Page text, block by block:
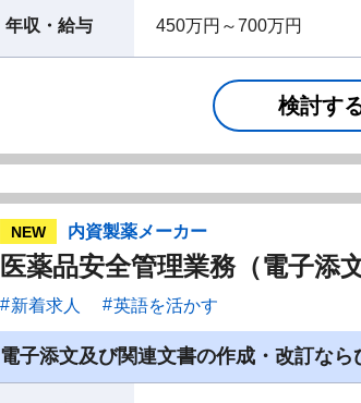
年収・給与 450万円～700万円
検討す
NEW 内資製薬メーカー
医薬品安全管理業務（電子添文
新着求人 英語を活かす
電子添文及び関連文書の作成・改訂な